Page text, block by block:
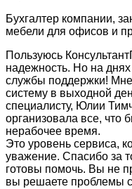
Бухгалтер компании,
мебели для офисов и
Пользуюсь
надежность. Но на
службы поддержки! Мне
систему в выходной
специалисту, Юлии
организовала все, что
нерабочее время.
Это уровень сервиса,
уважение. Спасибо за
готовы помочь. Вы не
вы решаете проблемы